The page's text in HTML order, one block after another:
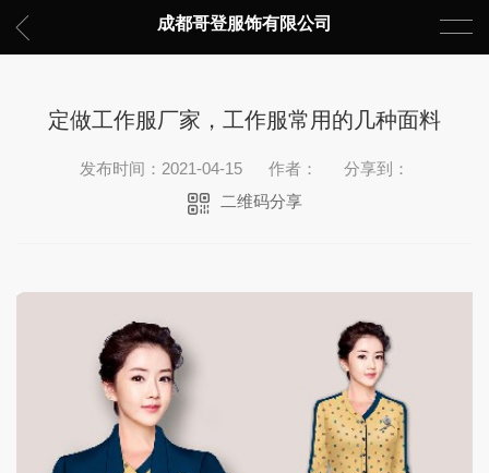
成都哥登服饰有限公司
定做工作服厂家，工作服常用的几种面料
发布时间：2021-04-15 作者：
分享到：
二维码分享